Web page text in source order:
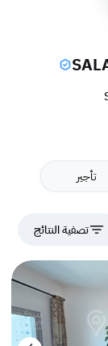
تأجير
تصفية النتائج